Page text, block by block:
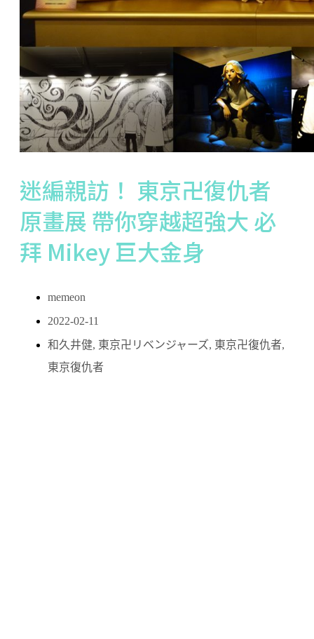
迷編親訪！ 東京卍復仇者
原畫展 帶你穿越超強大 必
拜 Mikey 巨大金身
memeon
2022-02-11
和久井健, 東京卍リベンジャーズ, 東京卍復仇者,
東京復仇者